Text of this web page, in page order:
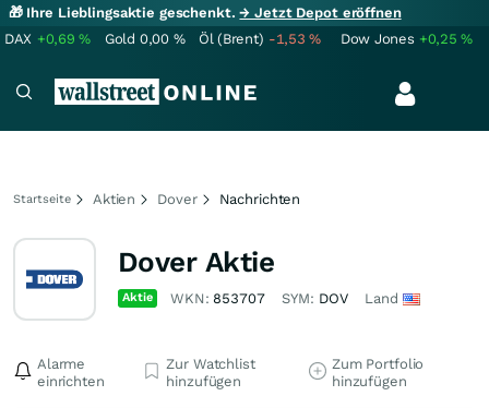
🎁 Ihre Lieblingsaktie geschenkt.→ Jetzt Depot eröffnen
DAX +0,69% Gold 0,00 % Öl (Brent) -1,53% Dow Jones +0,25%
Startseite Aktien Dover Nachrichten
Dover Aktie
Aktie WKN: 853707 SYM: DOV Land
Alarme
einrichten
Zur Watchlist
hinzufügen
Zum Portfolio
hinzufügen